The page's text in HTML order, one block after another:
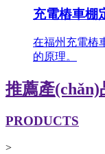
充電樁車棚
在福州充電樁
的原理。
推薦產(chǎn)
PRODUCTS
>